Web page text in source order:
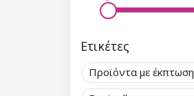
Ετικέτες
Προϊόντα με έκπτωση